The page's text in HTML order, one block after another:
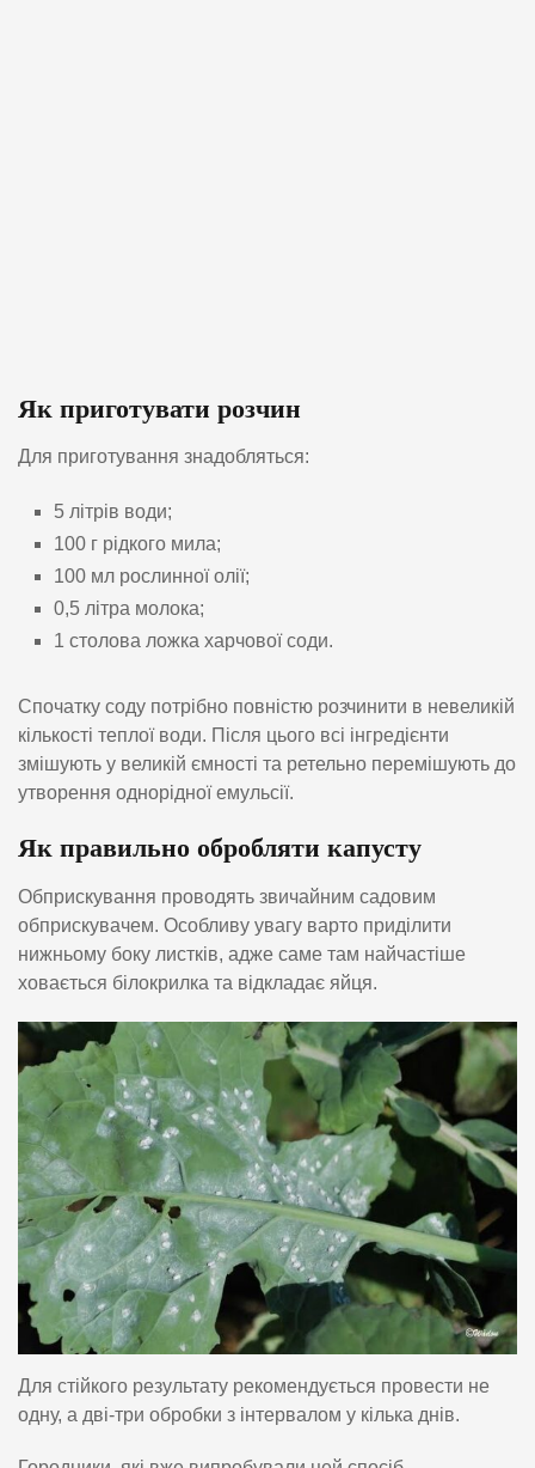
Як приготувати розчин
Для приготування знадобляться:
5 літрів води;
100 г рідкого мила;
100 мл рослинної олії;
0,5 літра молока;
1 столова ложка харчової соди.
Спочатку соду потрібно повністю розчинити в невеликій
кількості теплої води. Після цього всі інгредієнти
змішують у великій ємності та ретельно перемішують до
утворення однорідної емульсії.
Як правильно обробляти капусту
Обприскування проводять звичайним садовим
обприскувачем. Особливу увагу варто приділити
нижньому боку листків, адже саме там найчастіше
ховається білокрилка та відкладає яйця.
Для стійкого результату рекомендується провести не
одну, а дві-три обробки з інтервалом у кілька днів.